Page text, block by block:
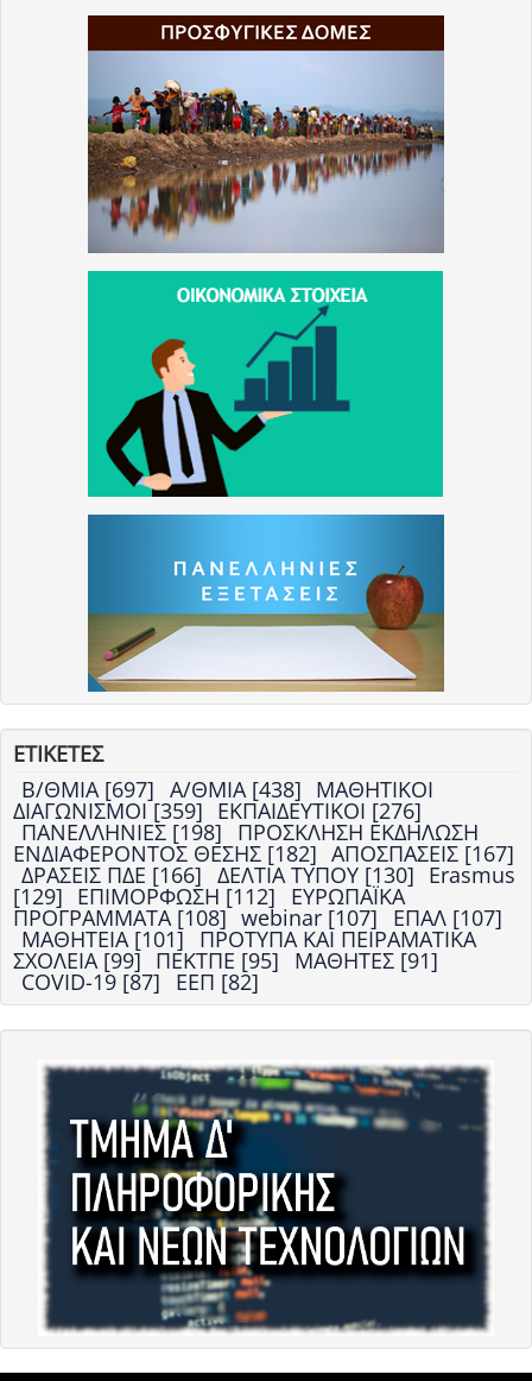
ΕΤΙΚΕΤΕΣ
Β/ΘΜΙΑ [697] Α/ΘΜΙΑ [438] ΜΑΘΗΤΙΚΟΙ
ΔΙΑΓΩΝΙΣΜΟΙ [359] ΕΚΠΑΙΔΕΥΤΙΚΟΙ [276]
ΠΑΝΕΛΛΗΝΙΕΣ [198] ΠΡΟΣΚΛΗΣΗ ΕΚΔΗΛΩΣΗ
ΕΝΔΙΑΦΕΡΟΝΤΟΣ ΘΕΣΗΣ [182] ΑΠΟΣΠΑΣΕΙΣ [167]
ΔΡΑΣΕΙΣ ΠΔΕ [166] ΔΕΛΤΙΑ ΤΥΠΟΥ [130] Erasmus
[129] ΕΠΙΜΟΡΦΩΣΗ [112] ΕΥΡΩΠΑΪΚΑ
ΠΡΟΓΡΑΜΜΑΤΑ [108] webinar [107] ΕΠΑΛ [107]
ΜΑΘΗΤΕΙΑ [101] ΠΡΟΤΥΠΑ ΚΑΙ ΠΕΙΡΑΜΑΤΙΚΑ
ΣΧΟΛΕΙΑ [99] ΠΕΚΤΠΕ [95] ΜΑΘΗΤΕΣ [91]
COVID-19 [87] ΕΕΠ [82]